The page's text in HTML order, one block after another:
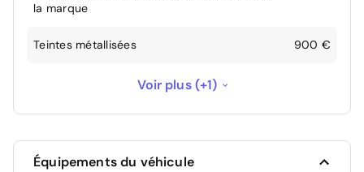
la marque
Teintes métallisées 900 €
Une seule clé disponibleVoir plus (+1)
Équipements du véhicule